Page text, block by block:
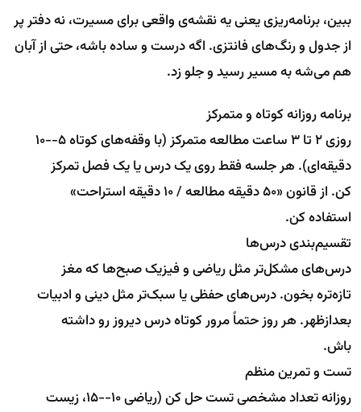
ببین، برنامه‌ریزی یعنی یه نقشه‌ی واقعی برای مسیرت، نه دفتر پر
از جدول و رنگ‌های فانتزی. اگه درست و ساده باشه، حتی از آبان
هم می‌شه به مسیر رسید و جلو زد.
برنامه روزانه کوتاه و متمرکز
روزی ۲ تا ۳ ساعت مطالعه متمرکز (با وقفه‌های کوتاه ۵--۱۰
دقیقه‌ای). هر جلسه فقط روی یک درس یا یک فصل تمرکز
کن. از قانون «۵۰ دقیقه مطالعه / ۱۰ دقیقه استراحت»
استفاده کن.
تقسیم‌بندی درس‌ها
درس‌های مشکل‌تر مثل ریاضی و فیزیک صبح‌ها که مغز
تازه‌تره بخون. درس‌های حفظی یا سبک‌تر مثل دینی و ادبیات
بعدازظهر. هر روز حتماً مرور کوتاه درس دیروز رو داشته
باش.
تست و تمرین منظم
روزانه تعداد مشخصی تست حل کن (ریاضی ۱۰--۱۵، زیست